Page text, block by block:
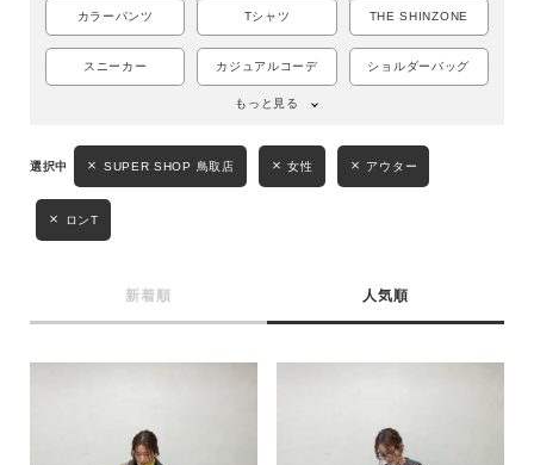
カラーパンツ Tシャツ THE SHINZONE
スニーカー カジュアルコーデ ショルダーバッグ
もっと見る
SUPER SHOP 鳥取店 女性 アウター
ロンT
新着順 人気順